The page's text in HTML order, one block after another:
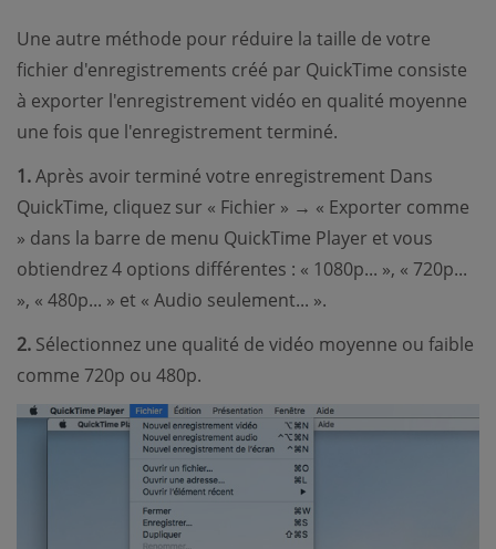
Une autre méthode pour réduire la taille de votre
fichier d'enregistrements créé par QuickTime consiste
à exporter l'enregistrement vidéo en qualité moyenne
une fois que l'enregistrement terminé.
1.Après avoir terminé votre enregistrement Dans
QuickTime, cliquez sur « Fichier » → « Exporter comme
» dans la barre de menu QuickTime Player et vous
obtiendrez 4 options différentes : « 1080p... », « 720p...
», « 480p... » et « Audio seulement... ».
2. Sélectionnez une qualité de vidéo moyenne ou faible
comme 720p ou 480p.